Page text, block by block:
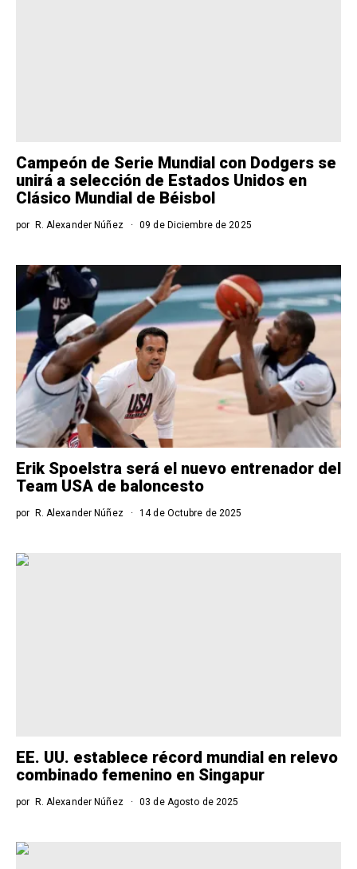
Campeón de Serie Mundial con Dodgers se
unirá a selección de Estados Unidos en
Clásico Mundial de Béisbol
por R. Alexander Núñez 09 de Diciembre de 2025
Erik Spoelstra será el nuevo entrenador del
Team USA de baloncesto
por R. Alexander Núñez 14 de Octubre de 2025
EE. UU. establece récord mundial en relevo
combinado femenino en Singapur
por R. Alexander Núñez 03 de Agosto de 2025